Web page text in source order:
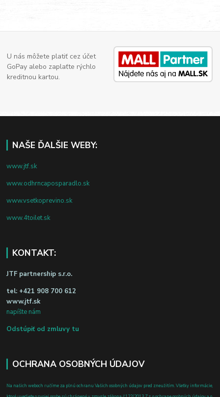
U nás môžete platiť cez účet
GoPay alebo zaplaťte rýchlo
kreditnou kartou.
NAŠE ĎALŠIE WEBY:
www.jtf.sk
www.odhrncaposparadlo.sk
www.vsetkoprevino.sk
www.4toilet.sk
KONTAKT:
JTF partnership s.r.o.
tel: +421 908 700 612
www.jtf.sk
napíšte nám
Odstúpiť od zmluvy tu
OCHRANA OSOBNÝCH ÚDAJOV
Na našich weboch ručíme za plnú ochranu Vašich osobných údajov pred zneužitím. Všetky informácie,